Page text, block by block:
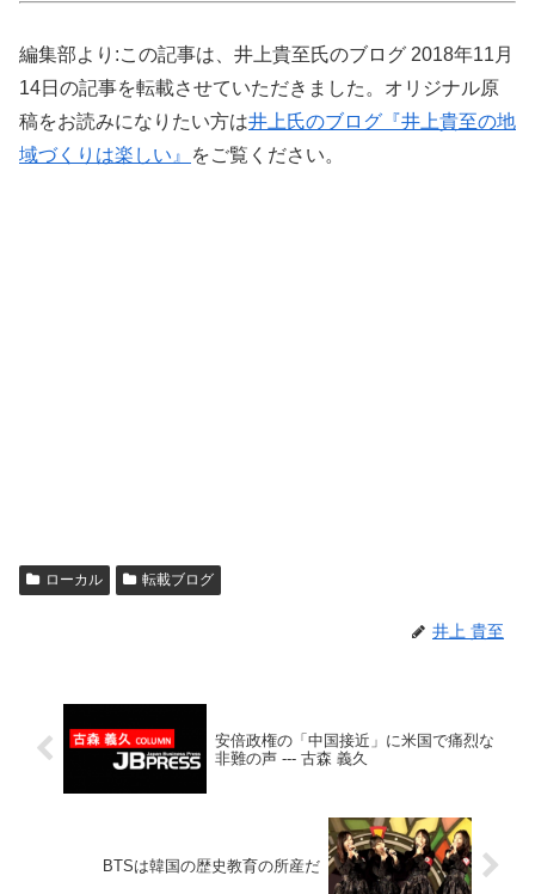
編集部より:この記事は、井上貴至氏のブログ 2018年11月
14日の記事を転載させていただきました。オリジナル原
稿をお読みになりたい方は井上氏のブログ『井上貴至の地
域づくりは楽しい』
をご覧ください。
ローカル 転載ブログ
井上 貴至
安倍政権の「中国接近」に米国で痛烈な
非難の声 --- 古森 義久
BTSは韓国の歴史教育の所産だ